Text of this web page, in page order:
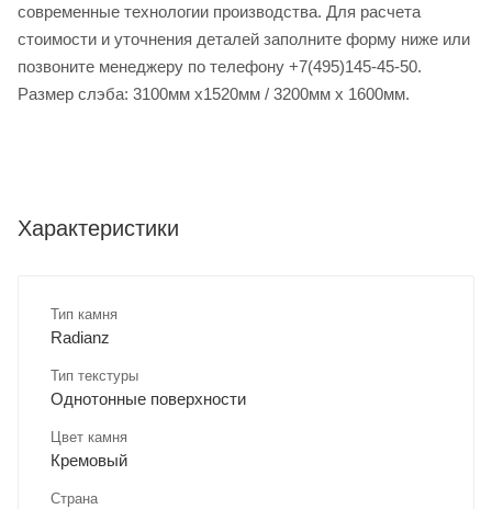
современные технологии производства. Для расчета
стоимости и уточнения деталей заполните форму ниже или
позвоните менеджеру по телефону +7(495)145-45-50.
Размер слэба: 3100мм х1520мм / 3200мм х 1600мм.
Характеристики
Тип камня
Radianz
Тип текстуры
Однотонные поверхности
Цвет камня
Кремовый
Страна